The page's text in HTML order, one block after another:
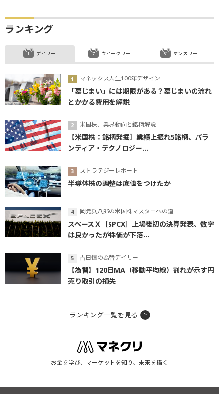
ランキング
デイリー
マネックス人生100年デザイン
「墓じまい」には期限がある？墓じまいの流れ
とかかる費用を解説
米国株、業界動向と銘柄解説
【米国株：銘柄発掘】業績上振れ5銘柄、パラ
ンティア・テクノロジー...
ストラテジーレポート
半導体株の調整は底値をつけたか
岡元兵八郎の米国株マスターへの道
スペースＸ［SPCX］上場後初の決算発表、数字
は良かったが株価が下落...
吉田恒の為替デイリー
【為替】120日MA（移動平均線）割れが示す円
売り取引の損失
ウイークリー マンスリー
ランキング一覧を見る
お金を学び、マーケットを知り、未来を描く